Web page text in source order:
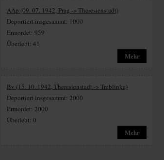
AAp (09. 07. 1942, Prag -> Theresienstadt)
Deportiert insgesammt: 1000
Ermordet: 959
Überlebt: 41
Mehr
Bv (15. 10. 1942, Theresienstadt -> Treblinka)
Deportiert insgesammt: 2000
Ermordet: 2000
Überlebt: 0
Mehr